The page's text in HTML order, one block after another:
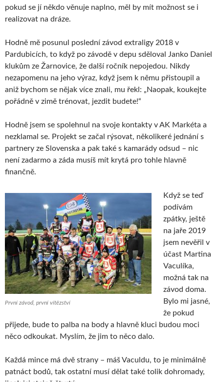
pokud se jí někdo věnuje naplno, měl by mít možnost se i
realizovat na dráze.
Hodně mě posunul poslední závod extraligy 2018 v
Pardubicích, to když po závodě v depu sděloval Janko Daniel
klukům ze Žarnovice, že další ročník nepojedou. Nikdy
nezapomenu na jeho výraz, když jsem k němu přistoupil a
aniž bychom se nějak více znali, mu řekl: „Naopak, koukejte
pořádně v zimě trénovat, jezdit budete!“
Hodně jsem se spolehnul na svoje kontakty v AK Markéta a
nezklamal se. Projekt se začal rýsovat, několikeré jednání s
partnery ze Slovenska a pak také s kamarády odsud – nic
není zadarmo a záda musíš mít krytá pro tohle hlavně
finančně.
První závod, první vítězství
Když se teď
podívám
zpátky, ještě
na jaře 2019
jsem nevěřil v
účast Martina
Vaculíka,
možná tak na
závod doma.
Bylo mi jasné,
že pokud
přijede, bude to palba na body a hlavně kluci budou moci
něco odkoukat. Myslím, že jim to něco dalo.
Každá mince má dvě strany – máš Vaculdu, to je minimálně
patnáct bodů, tak ostatní musí dělat také tolik dohromady,